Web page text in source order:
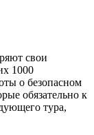
свои
1000
о безопасном
обязательно к
тура,